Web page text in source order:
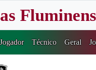
Jogador Técnico Geral